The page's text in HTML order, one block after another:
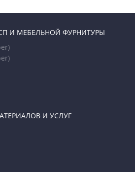
И МЕБЕЛЬНОЙ ФУРНИТУРЫ
И УСЛУГ